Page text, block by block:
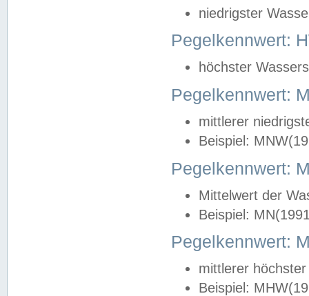
niedrigster
Pegelkennwert:
höchster
Pegelkennwert:
mittlerer
Beispiel:
Pegelkennwert:
Mittelwert der
Beispiel:
Pegelkennwert:
mittlerer
Beispiel: